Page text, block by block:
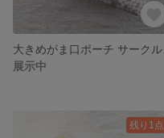
展示中
残り1点